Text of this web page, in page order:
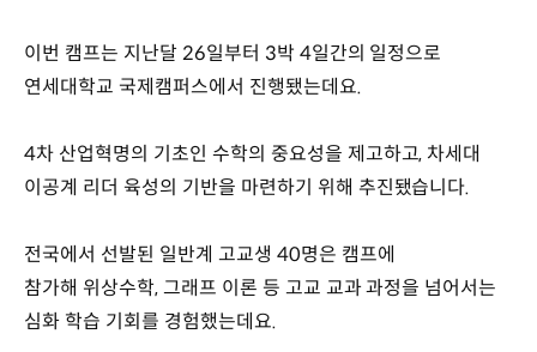
이번 캠프는 지난달 26일부터 3박 4일간의 일정으로
연세대학교 국제캠퍼스에서 진행됐는데요.
4차 산업혁명의 기초인 수학의 중요성을 제고하고, 차세대
이공계 리더 육성의 기반을 마련하기 위해 추진됐습니다.
전국에서 선발된 일반계 고교생 40명은 캠프에
참가해 위상수학, 그래프 이론 등 고교 교과 과정을 넘어서는
심화 학습 기회를 경험했는데요.